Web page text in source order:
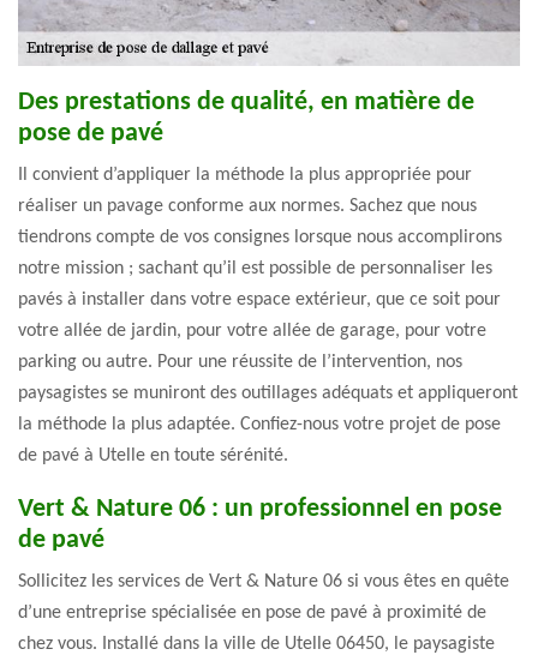
Des prestations de qualité, en matière de
pose de pavé
Il convient d’appliquer la méthode la plus appropriée pour
réaliser un pavage conforme aux normes. Sachez que nous
tiendrons compte de vos consignes lorsque nous accomplirons
notre mission ; sachant qu’il est possible de personnaliser les
pavés à installer dans votre espace extérieur, que ce soit pour
votre allée de jardin, pour votre allée de garage, pour votre
parking ou autre. Pour une réussite de l’intervention, nos
paysagistes se muniront des outillages adéquats et appliqueront
la méthode la plus adaptée. Confiez-nous votre projet de pose
de pavé à Utelle en toute sérénité.
Vert & Nature 06 : un professionnel en pose
de pavé
Sollicitez les services de Vert & Nature 06 si vous êtes en quête
d’une entreprise spécialisée en pose de pavé à proximité de
chez vous. Installé dans la ville de Utelle 06450, le paysagiste